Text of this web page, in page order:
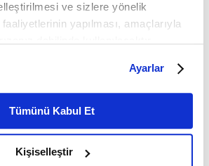
ve sizlere yönelik
yapılması, amaçlarıyla
ilişkin detaylı bilgi için
Çerez Bilgilendirme
Korunması Kanunu uyarınca
ziyaretiniz kapsamında
Ayarlar
Tümünü Kabul Et
Kişiselleştir